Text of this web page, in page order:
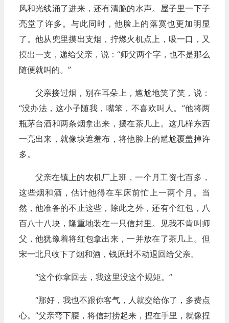
风和光线涌了进来，还有清脆的水声。屋子里一下子
亮堂了许多。与此同时，他脸上的落寞也更加明显
了。他从兜里摸出支烟，拧燃火机点上，吸一口，又
摸出一支，递给父亲，说：“师父两个字，也不是那么
随便就叫的。”
父亲接过烟，别在耳朵上，尴尬地笑了笑，说：
“没办法，这小子随我，嘴笨，不喜欢叫人。”他将两
瓶茅台酒和两条烟拿出来，摆在茶几上。这几样东西
一亮出来，就像块遮羞布，将他脸上的尴尬覆盖掉许
多。
父亲在镇上的农机厂上班，一个月工资七百多，
这些烟和酒，估计他得在车床前忙上一两个月。当
然，他准备的不止这些，除此之外，还有个红包，八
百八十八块，隆重地装在一只信封里。见我不肯叫师
父，他犹豫着将红包拿出来，一并放在了茶几上。但
宋一北只收下了烟和酒，钱原封不动退回给父亲。
“这个你拿回去，我这里没这个规矩。”
“那好，我也不跟你客气，人就交给你了，多费点
心。”父亲弯下腰，将信封捞起来，捏在手里，就像捏